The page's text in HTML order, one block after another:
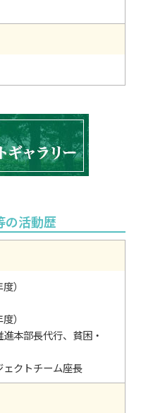
の活動歴
）
）
本部長代行、貧困・
クトチーム座長